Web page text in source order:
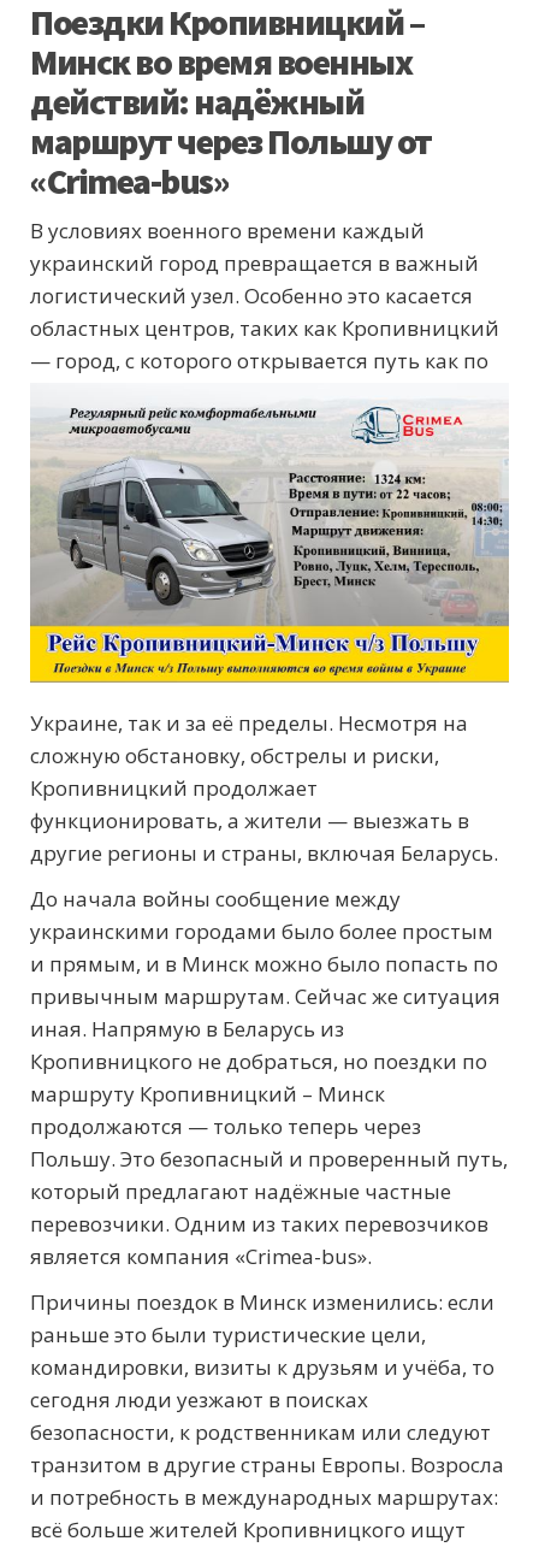
Поездки Кропивницкий –
Минск во время военных
действий: надёжный
маршрут через Польшу от
«Crimea-bus»
В условиях военного времени каждый
украинский город превращается в важный
логистический узел. Особенно это касается
областных центров, таких как Кропивницкий
— город, с которого открывается путь как по
Украине, так и за её пределы. Несмотря на
сложную обстановку, обстрелы и риски,
Кропивницкий продолжает
функционировать, а жители — выезжать в
другие регионы и страны, включая Беларусь.
До начала войны сообщение между
украинскими городами было более простым
и прямым, и в Минск можно было попасть по
привычным маршрутам. Сейчас же ситуация
иная. Напрямую в Беларусь из
Кропивницкого не добраться, но поездки по
маршруту Кропивницкий – Минск
продолжаются — только теперь через
Польшу. Это безопасный и проверенный путь,
который предлагают надёжные частные
перевозчики. Одним из таких перевозчиков
является компания «Crimea-bus».
Причины поездок в Минск изменились: если
раньше это были туристические цели,
командировки, визиты к друзьям и учёба, то
сегодня люди уезжают в поисках
безопасности, к родственникам или следуют
транзитом в другие страны Европы. Возросла
и потребность в международных маршрутах:
всё больше жителей Кропивницкого ищут